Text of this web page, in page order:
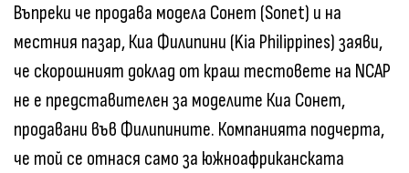
Въпреки че продава модела Сонет (Sonet) и на
местния пазар, Киа Филипини (Kia Philippines) заяви,
че скорошният доклад от краш тестовете на NCAP
не е представителен за моделите Киа Сонет,
продавани във Филипините. Компанията подчерта,
че той се отнася само за южноафриканската